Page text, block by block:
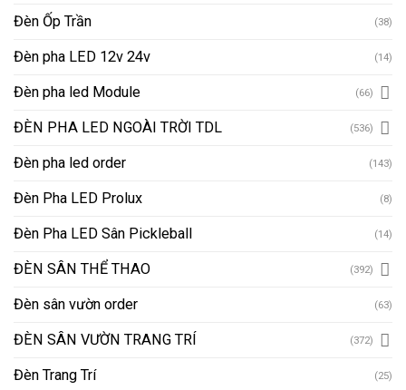
Đèn Ốp Trần (38)
Đèn pha LED 12v 24v (14)
Đèn pha led Module (66)
ĐÈN PHA LED NGOÀI TRỜI TDL (536)
Đèn pha led order (143)
Đèn Pha LED Prolux (8)
Đèn Pha LED Sân Pickleball (14)
ĐÈN SÂN THỂ THAO (392)
Đèn sân vườn order (63)
ĐÈN SÂN VƯỜN TRANG TRÍ (372)
Đèn Trang Trí (25)